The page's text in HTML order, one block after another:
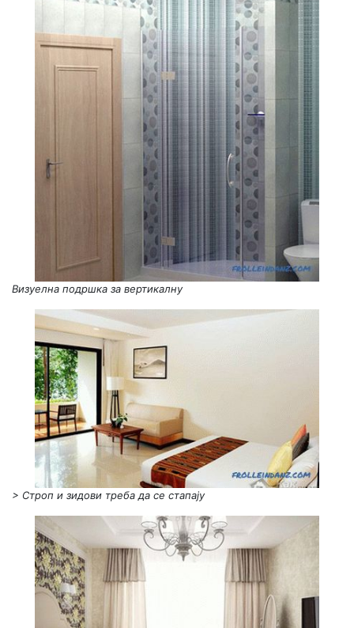
Визуелна подршка за вертикалну
> Строп и зидови треба да се стапају